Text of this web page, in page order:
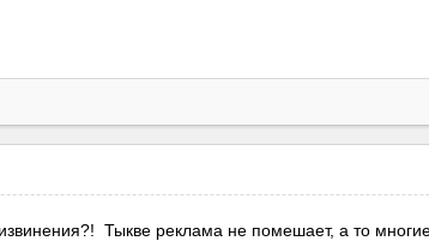
Тыкве реклама не помешает, а то